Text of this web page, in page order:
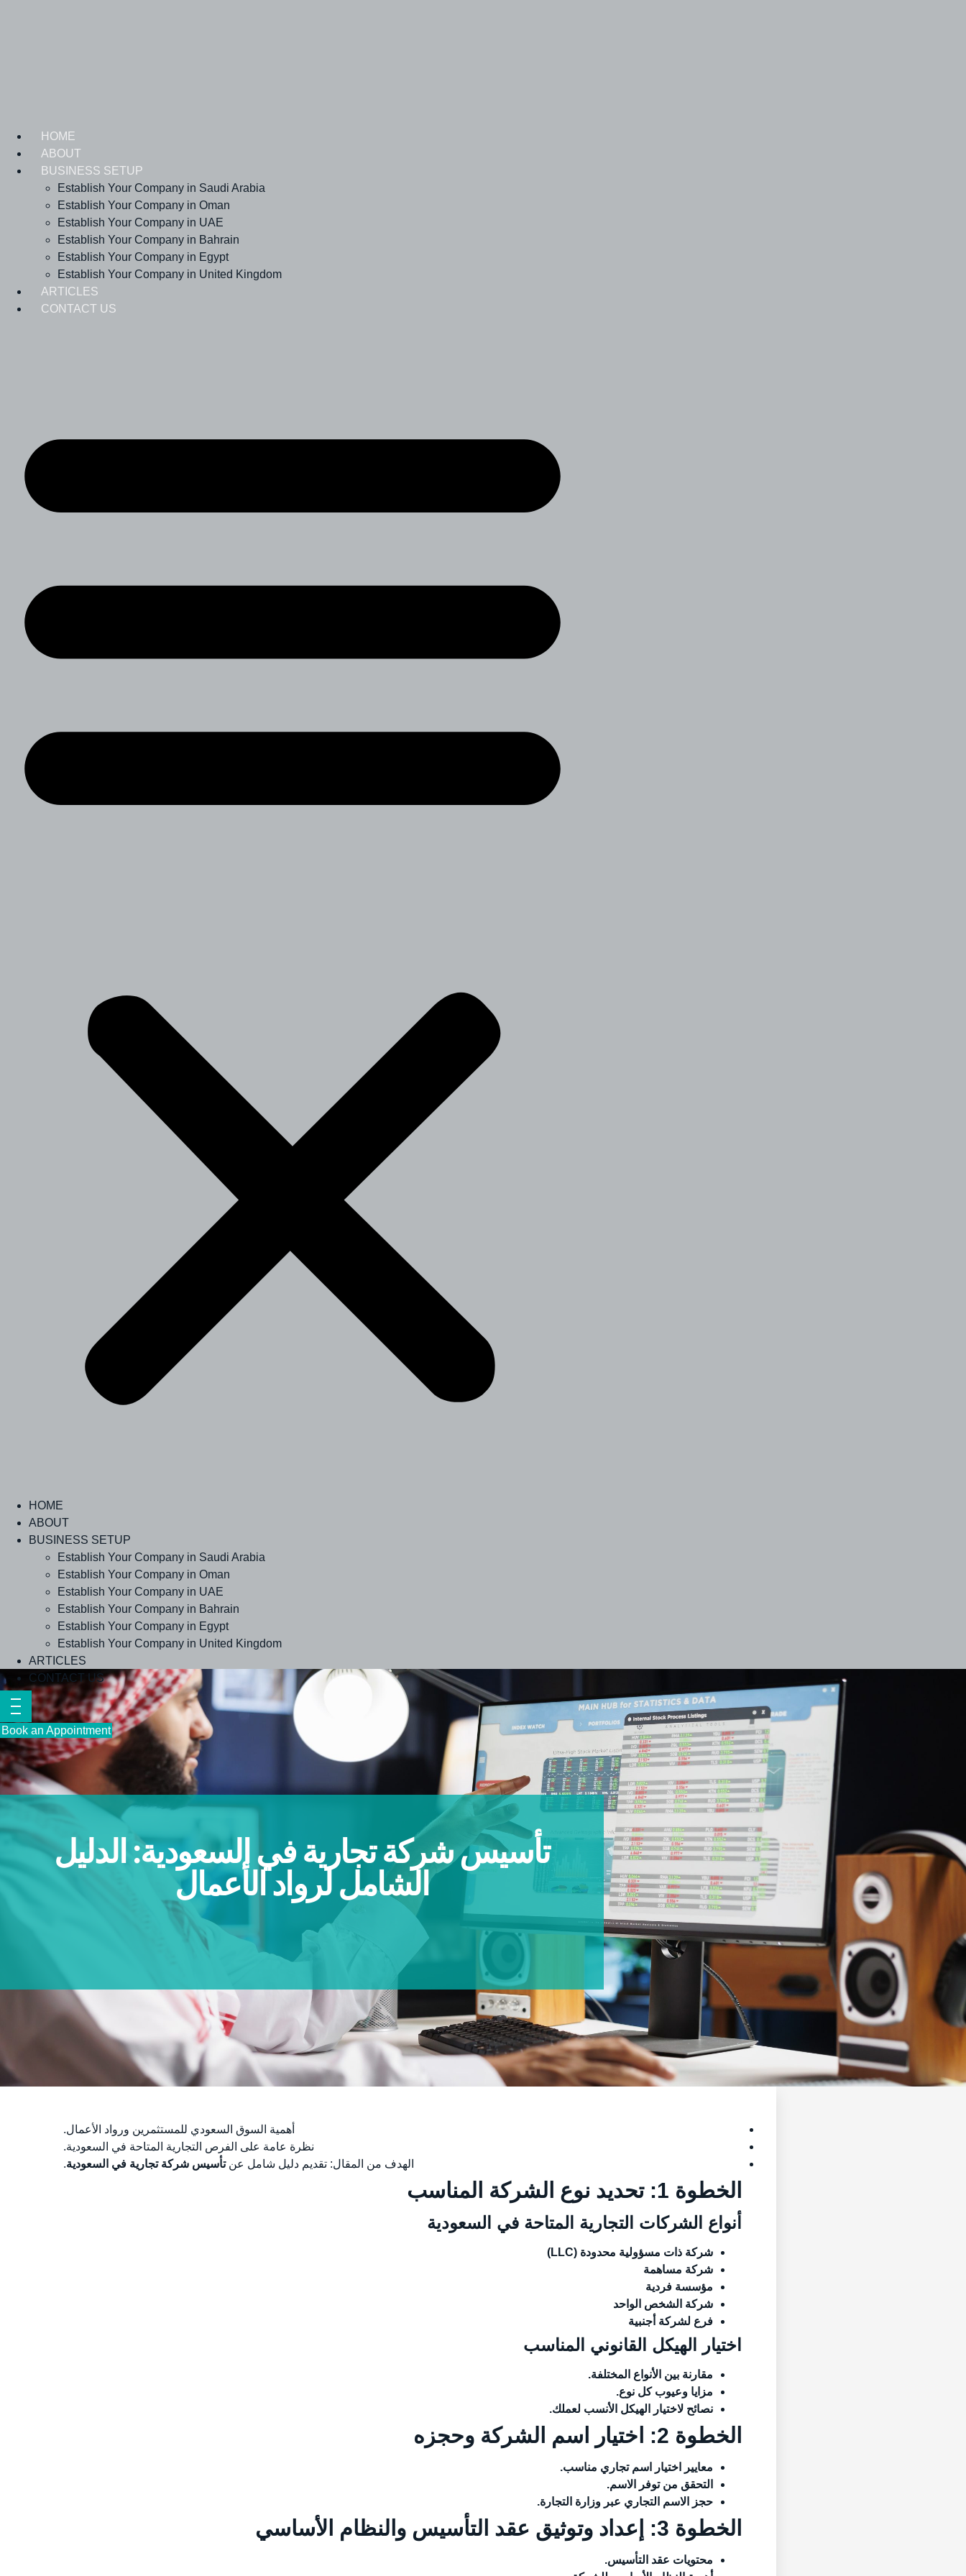
HOME
ABOUT
BUSINESS SETUP
Establish Your Company in Saudi Arabia
Establish Your Company in Oman
Establish Your Company in UAE
Establish Your Company in Bahrain
Establish Your Company in Egypt
Establish Your Company in United Kingdom
ARTICLES
CONTACT US
HOME
ABOUT
BUSINESS SETUP
Establish Your Company in Saudi Arabia
Establish Your Company in Oman
Establish Your Company in UAE
Establish Your Company in Bahrain
Establish Your Company in Egypt
Establish Your Company in United Kingdom
ARTICLES
CONTACT US
Book an Appointment
تأسيس شركة تجارية في السعودية: الدليل
الشامل لرواد الأعمال
أهمية السوق السعودي للمستثمرين ورواد الأعمال.
نظرة عامة على الفرص التجارية المتاحة في السعودية.
الهدف من المقال: تقديم دليل شامل عنتأسيس شركة تجارية في السعودية.
الخطوة 1: تحديد نوع الشركة المناسب
أنواع الشركات التجارية المتاحة في السعودية
شركة ذات مسؤولية محدودة (LLC)
شركة مساهمة
مؤسسة فردية
شركة الشخص الواحد
فرع لشركة أجنبية
اختيار الهيكل القانوني المناسب
مقارنة بين الأنواع المختلفة.
مزايا وعيوب كل نوع.
نصائح لاختيار الهيكل الأنسب لعملك.
الخطوة 2: اختيار اسم الشركة وحجزه
معايير اختيار اسم تجاري مناسب.
التحقق من توفر الاسم.
حجز الاسم التجاري عبر وزارة التجارة.
الخطوة 3: إعداد وتوثيق عقد التأسيس والنظام الأساسي
محتويات عقد التأسيس.